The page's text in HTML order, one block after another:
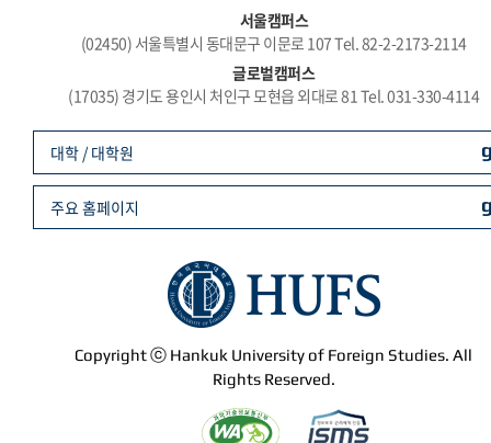
서울캠퍼스
(02450) 서울특별시 동대문구 이문로 107 Tel. 82-2-2173-2114
글로벌캠퍼스
(17035) 경기도 용인시 처인구 모현읍 외대로 81 Tel. 031-330-4114
Copyright ⓒ Hankuk University of Foreign Studies. All
Rights Reserved.
대학 / 대학원
주요 홈페이지